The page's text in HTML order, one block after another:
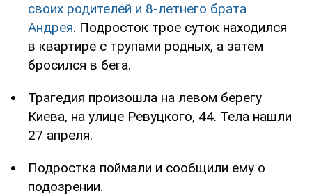
своих родителей и 8-летнего брата
Андрея. Подросток трое суток находился
в квартире с трупами родных, а затем
бросился в бега.
Трагедия произошла на левом берегу
Киева, на улице Ревуцкого, 44. Тела нашли
27 апреля.
Подростка поймали и сообщили ему о
подозрении.